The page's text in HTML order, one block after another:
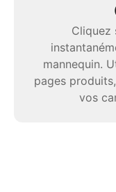
Cliquez
mannequin.
pages
vos